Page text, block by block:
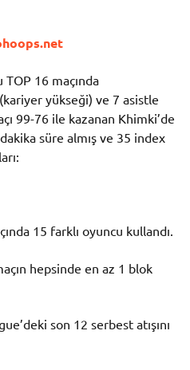
16 maçında
(kariyer yükseği) ve 7 asistle
99-76 ile kazanan Khimki’de
süre almış ve 35 index
15 farklı oyuncu kullandı.
hepsinde en az 1 blok
son 12 serbest atışını